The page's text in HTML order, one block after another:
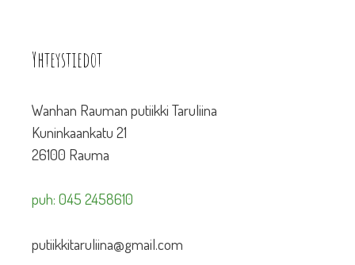
Yhteystiedot
Wanhan Rauman putiikki Taruliina
Kuninkaankatu 21
26100 Rauma
puh: 045 2458610
putiikkitaruliina@gmail.com